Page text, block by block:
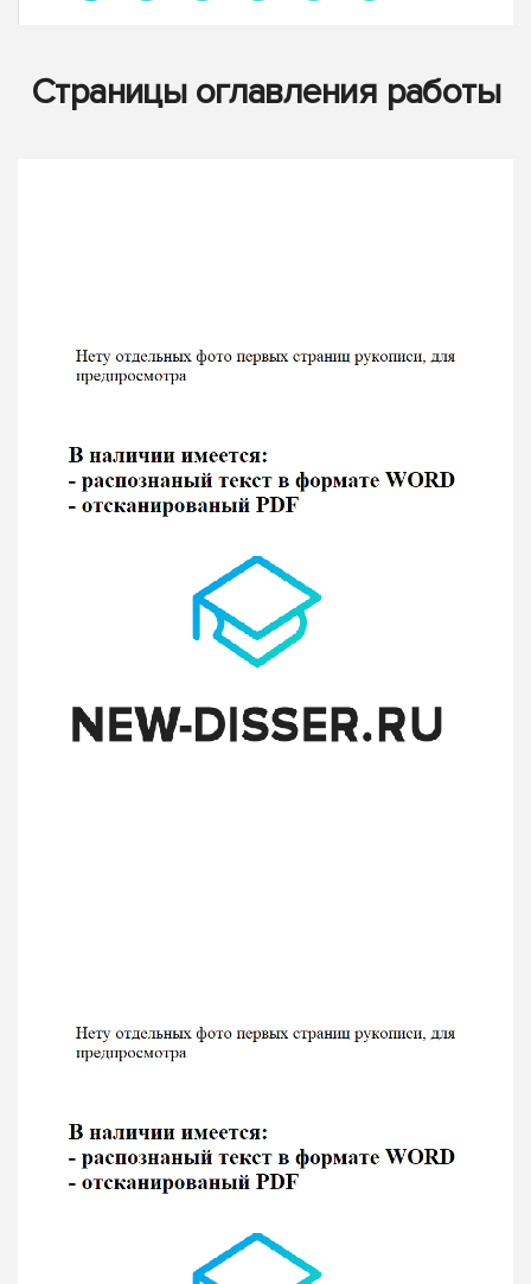
Страницы оглавления работы